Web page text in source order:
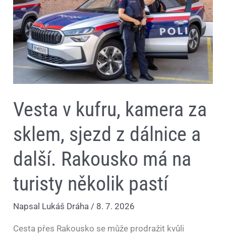
Vesta v kufru, kamera za
sklem, sjezd z dálnice a
další. Rakousko má na
turisty několik pastí
Napsal Lukáš Dráha / 8. 7. 2026
Cesta přes Rakousko se může prodražit kvůli
za
sklem,
sjezd
z
dálnice
a
další.
Rakousko
má
na
několik
pastí